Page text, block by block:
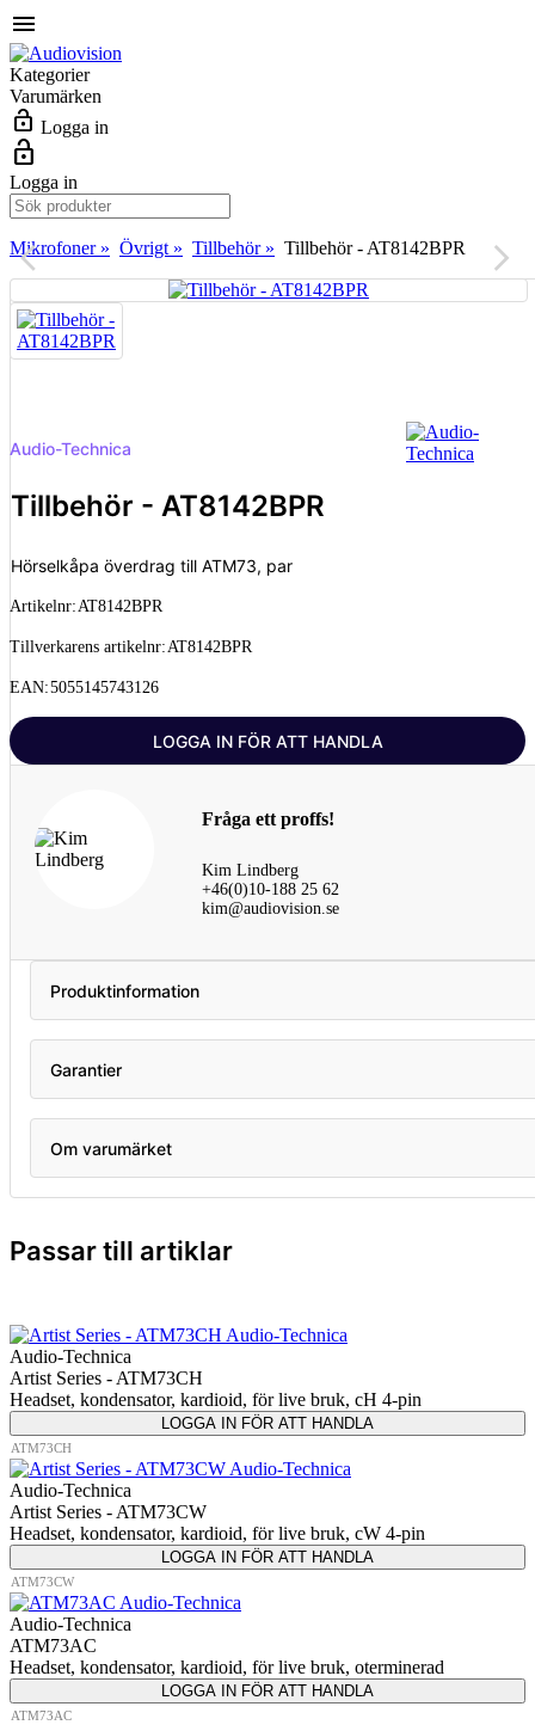
menu
Kategorier
Varumärken
lock_open Logga in
lock_open
Logga in
Mikrofoner » Övrigt » Tillbehör » Tillbehör - AT8142BPR
arrow_back_ios arrow_forward_ios
Audio-Technica
Tillbehör - AT8142BPR
Hörselkåpa överdrag till ATM73, par
Artikelnr:AT8142BPR
Tillverkarens artikelnr:AT8142BPR
EAN:5055145743126
LOGGA IN FÖR ATT HANDLA
Fråga ett proffs!
Kim Lindberg
+46(0)10-188 25 62
kim@audiovision.se
Produktinformation
Garantier
Om varumärket
Passar till artiklar
Audio-Technica
Artist Series - ATM73CH
Headset, kondensator, kardioid, för live bruk, cH 4-pin
LOGGA IN FÖR ATT HANDLA
ATM73CH
Audio-Technica
Artist Series - ATM73CW
Headset, kondensator, kardioid, för live bruk, cW 4-pin
LOGGA IN FÖR ATT HANDLA
ATM73CW
Audio-Technica
ATM73AC
Headset, kondensator, kardioid, för live bruk, oterminerad
LOGGA IN FÖR ATT HANDLA
ATM73AC